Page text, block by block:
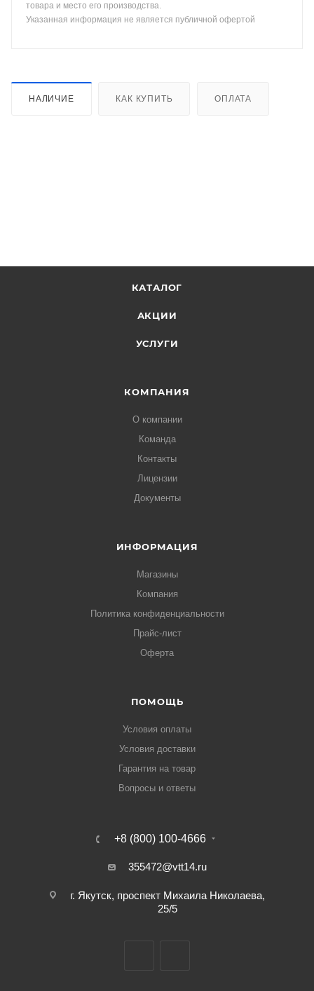
товара и место его производства.
Указанная информация не является публичной офертой
НАЛИЧИЕ КАК КУПИТЬ ОПЛАТА
КАТАЛОГ
АКЦИИ
УСЛУГИ
КОМПАНИЯ
О компании
Команда
Контакты
Лицензии
Документы
ИНФОРМАЦИЯ
Магазины
Компания
Политика конфиденциальности
Прайс-лист
Оферта
ПОМОЩЬ
Условия оплаты
Условия доставки
Гарантия на товар
Вопросы и ответы
+8 (800) 100-4666
355472@vtt14.ru
г. Якутск, проспект Михаила Николаева,
25/5